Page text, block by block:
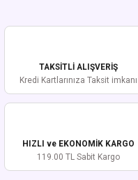
Ürün resmi kalitesiz,
Ürün fiyatı diğer sitelerden
Bu ürüne benzer farklı
TAKSİTLİ ALIŞVERİŞ
Kredi Kartlarınıza Taksit imkanı
HIZLI ve EKONOMİK KARGO
119.00 TL Sabit Kargo